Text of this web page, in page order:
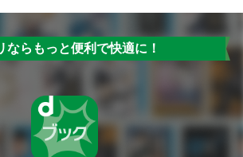
ならもっと便利で快適に！